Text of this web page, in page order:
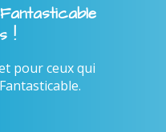
!
pour ceux qui